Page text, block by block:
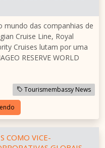
mundo das companhias de
Cruise Line, Royal
Cruises lutam por uma
RESERVE WORLD
Tourismembassy News
COMO VICE-